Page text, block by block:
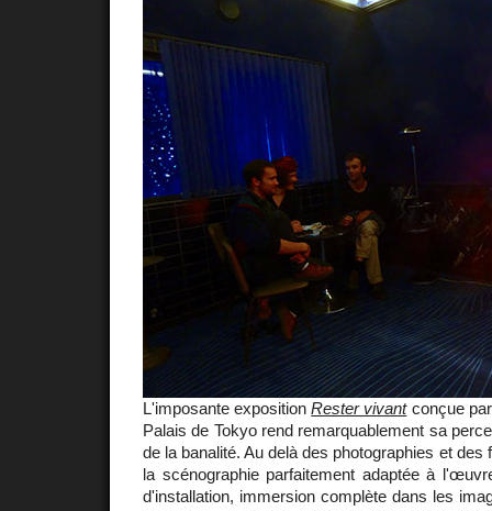
L'imposante expositionRester vivantconçue
Palais de Tokyo rend remarquablement sa
de la banalité. Au delà des photographies et
la scénographie parfaitement adaptée à
d'installation, immersion complète dans les